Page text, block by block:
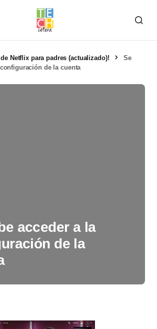
Netflix para padres (actualizado)!
Se
de la cuenta
acceder a la
de la